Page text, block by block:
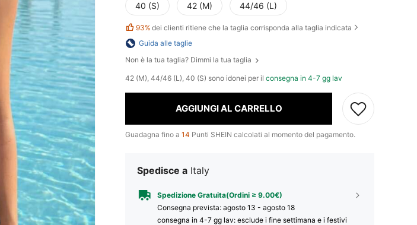
40 (S) 42 (M) 44/46 (L)
93% dei clienti ritiene che la taglia corrisponda alla taglia indicata
Guida alle taglie
Non è la tua taglia? Dimmi la tua taglia
42 (M), 44/46 (L), 40 (S) sono idonei per il consegna in 4-7 gg lav
AGGIUNGI AL CARRELLO
Guadagna fino a 14 Punti SHEIN calcolati al momento del pagamento.
Spedisce a Italy
Spedizione Gratuita(Ordini ≥ 9.00€)
Consegna prevista: agosto 13 - agosto 18
consegna in 4-7 gg lav: esclude i fine settimana e i festivi